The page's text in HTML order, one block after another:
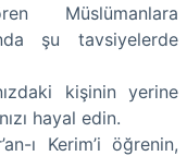
Müslümanlara
şu tavsiyelerde
kişinin yerine
hayal edin.
ı Kerim’i öğrenin,